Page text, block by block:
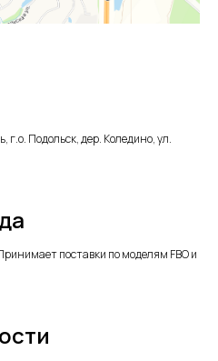
г.о. Подольск, дер. Коледино, ул.
поставки по моделям FBO и